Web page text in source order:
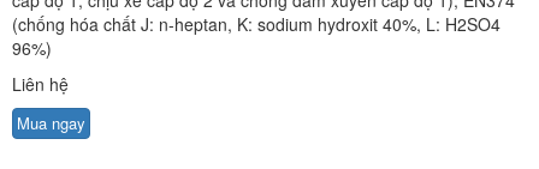
(chống hóa chất J: n-heptan, K: sodium hydroxit 40%, L: H2SO4
96%)
Liên hệ
Mua ngay